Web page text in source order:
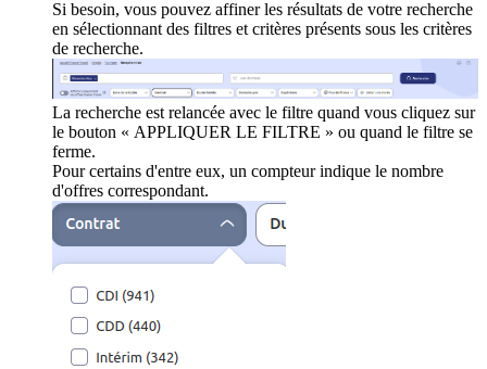
Si besoin, vous pouvez affiner les résultats de votre recherche
en sélectionnant des filtres et critères présents sous les critères
de recherche.
La recherche est relancée avec le filtre quand vous cliquez sur
le bouton « APPLIQUER LE FILTRE » ou quand le filtre se
ferme.
Pour certains d'entre eux, un compteur indique le nombre
d'offres correspondant.